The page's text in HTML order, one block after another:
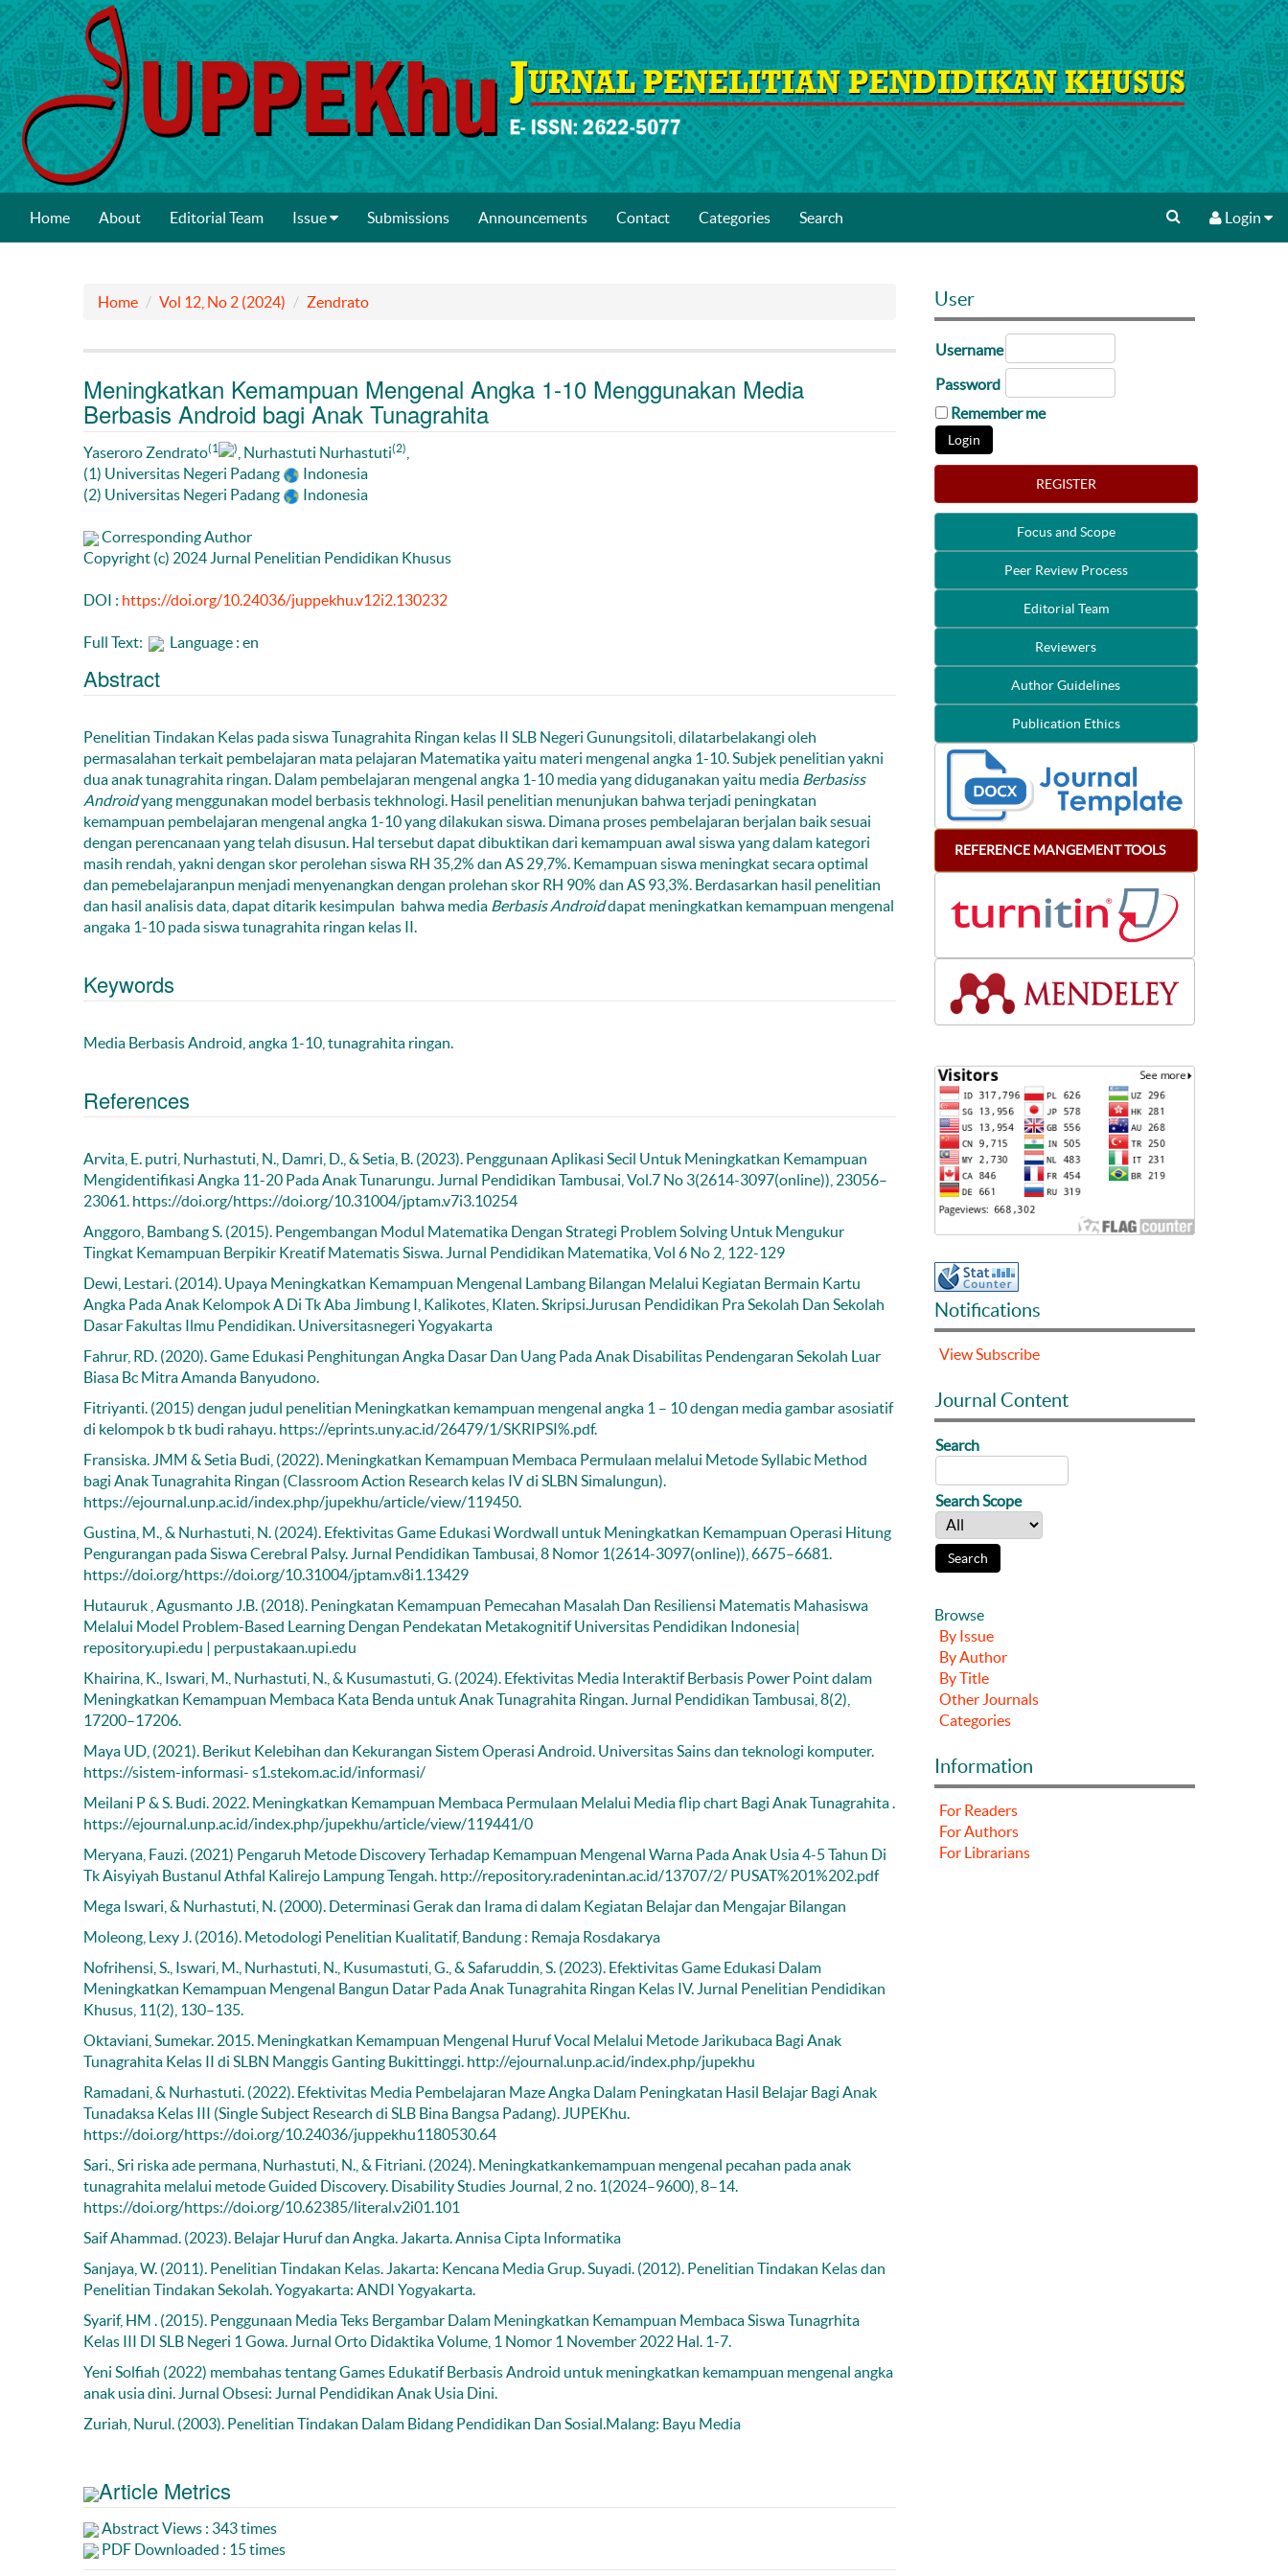
Home About Editorial Team Issue Submissions Announcements Contact Categories Search Login
Home Vol 12, No 2 (2024) Zendrato
Meningkatkan Kemampuan Mengenal Angka 1-10 Menggunakan Media
Berbasis Android bagi Anak Tunagrahita
Yaseroro Zendrato(1 ) , Nurhastuti Nurhastuti(2)
(1) Universitas Negeri Padang
Indonesia
(2) Universitas Negeri Padang
Indonesia
Corresponding Author
Copyright (c) 2024 Jurnal Penelitian Pendidikan Khusus
DOI : https://doi.org/10.24036/juppekhu.v12i2.130232
Full Text: Language : en
Abstract
Penelitian Tindakan Kelas pada siswa Tunagrahita Ringan kelas II SLB Negeri Gunungsitoli, dilatarbelakangi oleh
permasalahan terkait pembelajaran mata pelajaran Matematika yaitu materi mengenal angka 1-10. Subjek penelitian yakni
dua anak tunagrahita ringan. Dalam pembelajaran mengenal angka 1-10 media yang diduganakan yaitu media Berbasiss
Androidyang menggunakan model berbasis tekhnologi. Hasil penelitian menunjukan bahwa terjadi peningkatan
kemampuan pembelajaran mengenal angka 1-10 yang dilakukan siswa. Dimana proses pembelajaran berjalan baik sesuai
dengan perencanaan yang telah disusun. Hal tersebut dapat dibuktikan dari kemampuan awal siswa yang dalam kategori
masih rendah, yakni dengan skor perolehan siswa RH 35,2% dan AS 29,7%. Kemampuan siswa meningkat secara optimal
dan pemebelajaranpun menjadi menyenangkan dengan prolehan skor RH 90% dan AS 93,3%. Berdasarkan hasil penelitian
dan hasil analisis data, dapat ditarik kesimpulan bahwa media Berbasis Androiddapat meningkatkan kemampuan mengenal
angaka 1-10 pada siswa tunagrahita ringan kelas II.
Keywords
Media Berbasis Android, angka 1-10, tunagrahita ringan.
References
Arvita, E. putri, Nurhastuti, N., Damri, D., & Setia, B. (2023). Penggunaan Aplikasi Secil Untuk Meningkatkan Kemampuan
Mengidentifikasi Angka 11-20 Pada Anak Tunarungu. Jurnal Pendidikan Tambusai, Vol.7 No 3(2614-3097(online)), 23056–
23061. https://doi.org/https://doi.org/10.31004/jptam.v7i3.10254
Anggoro, Bambang S. (2015). Pengembangan Modul Matematika Dengan Strategi Problem Solving Untuk Mengukur
Tingkat Kemampuan Berpikir Kreatif Matematis Siswa. Jurnal Pendidikan Matematika, Vol 6 No 2, 122-129
Dewi, Lestari. (2014). Upaya Meningkatkan Kemampuan Mengenal Lambang Bilangan Melalui Kegiatan Bermain Kartu
Angka Pada Anak Kelompok A Di Tk Aba Jimbung I, Kalikotes, Klaten. Skripsi.Jurusan Pendidikan Pra Sekolah Dan Sekolah
Dasar Fakultas Ilmu Pendidikan. Universitasnegeri Yogyakarta
Fahrur, RD. (2020). Game Edukasi Penghitungan Angka Dasar Dan Uang Pada Anak Disabilitas Pendengaran Sekolah Luar
Biasa Bc Mitra Amanda Banyudono.
Fitriyanti. (2015) dengan judul penelitian Meningkatkan kemampuan mengenal angka 1 – 10 dengan media gambar asosiatif
di kelompok b tk budi rahayu. https://eprints.uny.ac.id/26479/1/SKRIPSI%.pdf.
Fransiska. JMM & Setia Budi, (2022). Meningkatkan Kemampuan Membaca Permulaan melalui Metode Syllabic Method
bagi Anak Tunagrahita Ringan (Classroom Action Research kelas IV di SLBN Simalungun).
https://ejournal.unp.ac.id/index.php/jupekhu/article/view/119450.
Gustina, M., & Nurhastuti, N. (2024). Efektivitas Game Edukasi Wordwall untuk Meningkatkan Kemampuan Operasi Hitung
Pengurangan pada Siswa Cerebral Palsy. Jurnal Pendidikan Tambusai, 8 Nomor 1(2614-3097(online)), 6675–6681.
https://doi.org/https://doi.org/10.31004/jptam.v8i1.13429
Hutauruk , Agusmanto J.B. (2018). Peningkatan Kemampuan Pemecahan Masalah Dan Resiliensi Matematis Mahasiswa
Melalui Model Problem-Based Learning Dengan Pendekatan Metakognitif Universitas Pendidikan Indonesia|
repository.upi.edu | perpustakaan.upi.edu
Khairina, K., Iswari, M., Nurhastuti, N., & Kusumastuti, G. (2024). Efektivitas Media Interaktif Berbasis Power Point dalam
Meningkatkan Kemampuan Membaca Kata Benda untuk Anak Tunagrahita Ringan. Jurnal Pendidikan Tambusai, 8(2),
17200–17206.
Maya UD, (2021). Berikut Kelebihan dan Kekurangan Sistem Operasi Android. Universitas Sains dan teknologi komputer.
https://sistem-informasi- s1.stekom.ac.id/informasi/
Meilani P & S. Budi. 2022. Meningkatkan Kemampuan Membaca Permulaan Melalui Media flip chart Bagi Anak Tunagrahita .
https://ejournal.unp.ac.id/index.php/jupekhu/article/view/119441/0
Meryana, Fauzi. (2021) Pengaruh Metode Discovery Terhadap Kemampuan Mengenal Warna Pada Anak Usia 4-5 Tahun Di
Tk Aisyiyah Bustanul Athfal Kalirejo Lampung Tengah. http://repository.radenintan.ac.id/13707/2/ PUSAT%201%202.pdf
Mega Iswari, & Nurhastuti, N. (2000). Determinasi Gerak dan Irama di dalam Kegiatan Belajar dan Mengajar Bilangan
Moleong, Lexy J. (2016). Metodologi Penelitian Kualitatif, Bandung : Remaja Rosdakarya
Nofrihensi, S., Iswari, M., Nurhastuti, N., Kusumastuti, G., & Safaruddin, S. (2023). Efektivitas Game Edukasi Dalam
Meningkatkan Kemampuan Mengenal Bangun Datar Pada Anak Tunagrahita Ringan Kelas IV. Jurnal Penelitian Pendidikan
Khusus, 11(2), 130–135.
Oktaviani, Sumekar. 2015. Meningkatkan Kemampuan Mengenal Huruf Vocal Melalui Metode Jarikubaca Bagi Anak
Tunagrahita Kelas II di SLBN Manggis Ganting Bukittinggi. http://ejournal.unp.ac.id/index.php/jupekhu
Ramadani, & Nurhastuti. (2022). Efektivitas Media Pembelajaran Maze Angka Dalam Peningkatan Hasil Belajar Bagi Anak
Tunadaksa Kelas III (Single Subject Research di SLB Bina Bangsa Padang). JUPEKhu.
https://doi.org/https://doi.org/10.24036/juppekhu1180530.64
Sari., Sri riska ade permana, Nurhastuti, N., & Fitriani. (2024). Meningkatkankemampuan mengenal pecahan pada anak
tunagrahita melalui metode Guided Discovery. Disability Studies Journal, 2 no. 1(2024–9600), 8–14.
https://doi.org/https://doi.org/10.62385/literal.v2i01.101
Saif Ahammad. (2023). Belajar Huruf dan Angka. Jakarta. Annisa Cipta Informatika
Sanjaya, W. (2011). Penelitian Tindakan Kelas. Jakarta: Kencana Media Grup. Suyadi. (2012). Penelitian Tindakan Kelas dan
Penelitian Tindakan Sekolah. Yogyakarta: ANDI Yogyakarta.
Syarif, HM . (2015). Penggunaan Media Teks Bergambar Dalam Meningkatkan Kemampuan Membaca Siswa Tunagrhita
Kelas III DI SLB Negeri 1 Gowa. Jurnal Orto Didaktika Volume, 1 Nomor 1 November 2022 Hal. 1-7.
Yeni Solfiah (2022) membahas tentang Games Edukatif Berbasis Android untuk meningkatkan kemampuan mengenal angka
anak usia dini. Jurnal Obsesi: Jurnal Pendidikan Anak Usia Dini.
Zuriah, Nurul. (2003). Penelitian Tindakan Dalam Bidang Pendidikan Dan Sosial.Malang: Bayu Media
Article Metrics
Abstract Views : 343 times
PDF Downloaded : 15 times
User
Username
Password
Remember me
REGISTER
Focus and Scope
Peer Review Process
Editorial Team
Reviewers
Author Guidelines
Publication Ethics
REFERENCE MANGEMENTTOOLS
Notifications
ViewSubscribe
Journal Content
Search
Search Scope
Browse
By Issue
By Author
By Title
Other Journals
Categories
Information
For Readers
For Authors
For Librarians